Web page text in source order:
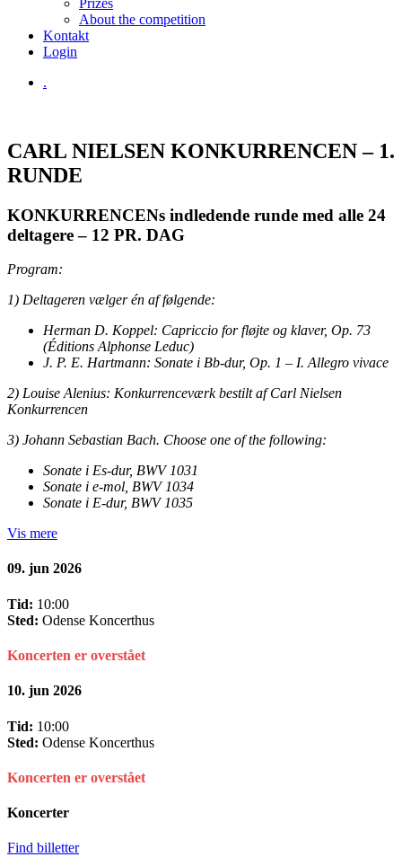
About the competition
Kontakt
Login
.
CARL NIELSEN KONKURRENCEN – 1.
RUNDE
KONKURRENCENs indledende runde med alle 24
deltagere – 12 PR. DAG
Program:
1) Deltageren vælger én af følgende:
Herman D. Koppel: Capriccio for fløjte og klaver, Op. 73
(Éditions Alphonse Leduc)
J. P. E. Hartmann: Sonate i Bb-dur, Op. 1 – I. Allegro vivace
2) Louise Alenius: Konkurrenceværk bestilt af Carl Nielsen
Konkurrencen
3) Johann Sebastian Bach. Choose one of the following:
Sonate i Es-dur, BWV 1031
Sonate i e-mol, BWV 1034
Sonate i E-dur, BWV 1035
Vis mere
09. jun 2026
Tid: 10:00
Sted: Odense Koncerthus
Koncerten er overstået
10. jun 2026
Tid: 10:00
Sted: Odense Koncerthus
Koncerten er overstået
Koncerter
Find billetter